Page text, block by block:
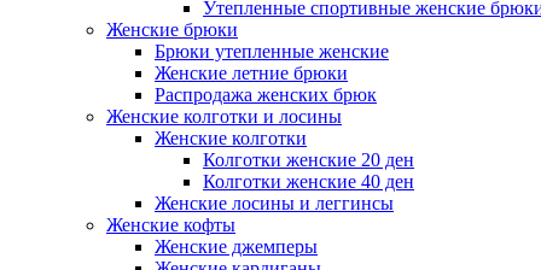
Утепленные спортивные женские
Женские брюки
Брюки утепленные женские
Женские летние брюки
Распродажа женских брюк
Женские колготки и лосины
Женские колготки
Колготки женские 20 ден
Колготки женские 40 ден
Женские лосины и леггинсы
Женские кофты
Женские джемперы